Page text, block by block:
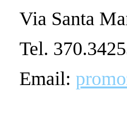
Via Santa
Tel.
Email: